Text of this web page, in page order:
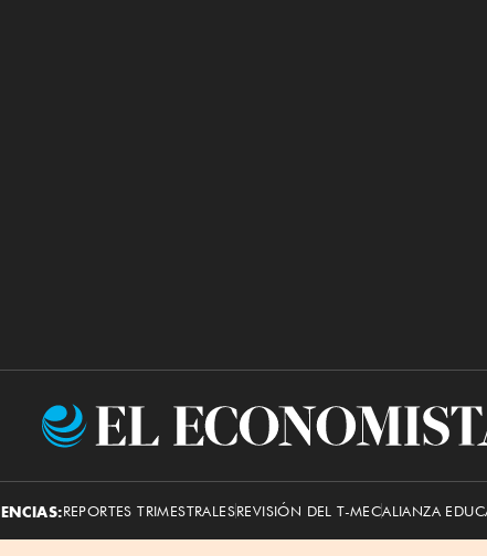
El
REPORTES TRIMESTRALESREVISIÓN DEL T-MECALIANZA